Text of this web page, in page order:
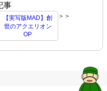
事
【実写版MAD】創
世のアクエリオン
OP
＞＞